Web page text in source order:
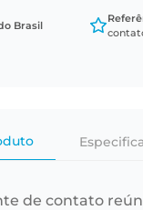
Brasil
de contato